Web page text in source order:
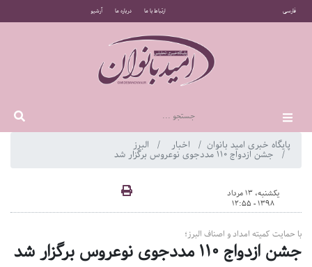
فارسی ارتباط با ما درباره ما آرشیو
پایگاه خبری امید بانوان اخبار البرز
جشن ازدواج ۱۱۰ مددجوی نوعروس برگزار شد
یکشنبه، 13 مرداد
1398 - 12:55
با حمایت کمیته امداد و اصناف البرز؛
جشن ازدواج ۱۱۰ مددجوی نوعروس برگزار شد